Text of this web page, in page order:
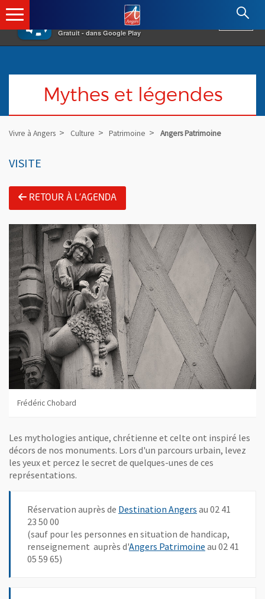
×
Gratuit - dans Google Play
Angers.fr : Retour à l'accueil
Mythes et légendes
Vivre à Angers Culture Patrimoine Angers Patrimoine
VISITE
RETOUR À L'AGENDA
Frédéric Chobard
Les mythologies antique, chrétienne et celte ont inspiré les
décors de nos monuments. Lors d'un parcours urbain, levez
les yeux et percez le secret de quelques-unes de ces
représentations.
Réservation auprès de Destination Angers , Ouvre une
au 02 41
23 50 00
(sauf pour les personnes en situation de handicap,
renseignement auprès d'Angers Patrimoine au 02 41
05 59 65)